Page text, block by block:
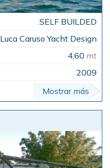
.SELF BUILDED
Luca Caruso Yacht Design
4,60 mt
2009
Mostrar más